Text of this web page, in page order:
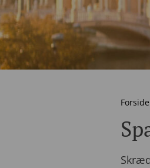
Forside